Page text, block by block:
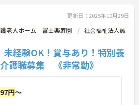
更新日：2025年10月29日
老人ホーム 富士楽寿園
社会福祉法人誠
未経験OK！賞与あり！特別養
護職募集 《非常勤》
円～